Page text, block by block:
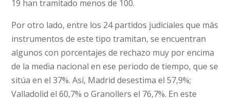
19 han tramitado menos de 100.
Por otro lado, entre los 24 partidos judiciales que más
instrumentos de este tipo tramitan, se encuentran
algunos con porcentajes de rechazo muy por encima
de la media nacional en ese periodo de tiempo, que se
sitúa en el 37%. Así, Madrid desestima el 57,9%;
Valladolid el 60,7% o Granollers el 76,7%. En este